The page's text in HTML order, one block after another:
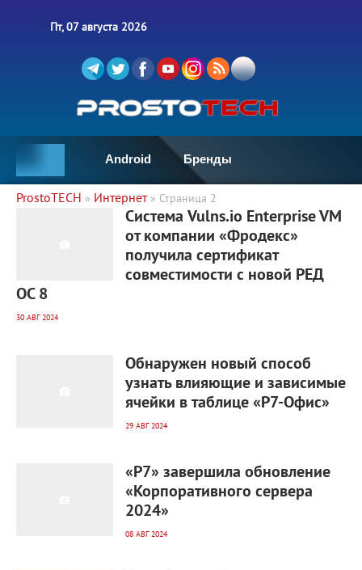
Пт, 07 августа 2026
Android Бренды
ProstoTECH » Интернет» Страница 2
1 104 0
Система Vulns.io Enterprise VM
от компании «Фродекс»
получила сертификат
совместимости с новой РЕД
ОС 8
30 АВГ 2024
Обнаружен новый способ
узнать влияющие и зависимые
ячейки в таблице «Р7-Офис»
29 АВГ 2024
«Р7» завершила обновление
«Корпоративного сервера
2024»
08 АВГ 2024